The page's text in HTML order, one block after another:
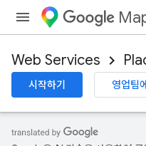
Web Services
시작하기 영업팀